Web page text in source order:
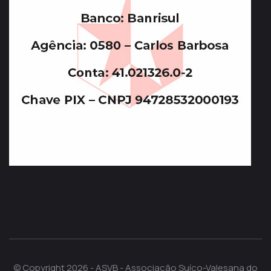
© Copyright 2026 - ASVB - Associação Suíço-Valesana do